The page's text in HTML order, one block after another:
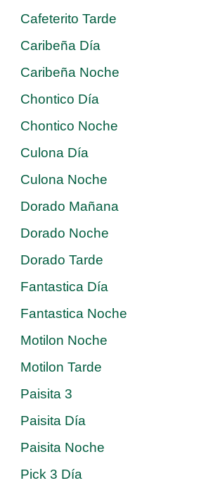
Cafeterito Tarde
Caribeña Día
Caribeña Noche
Chontico Día
Chontico Noche
Culona Día
Culona Noche
Dorado Mañana
Dorado Noche
Dorado Tarde
Fantastica Día
Fantastica Noche
Motilon Noche
Motilon Tarde
Paisita 3
Paisita Día
Paisita Noche
Pick 3 Día